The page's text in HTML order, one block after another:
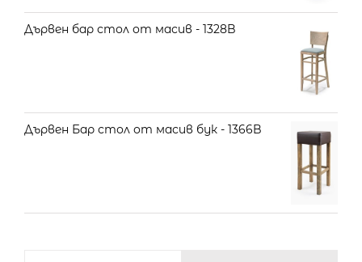
Дървен бар стол от масив - 1328B
Дървен Бар стол от масив бук - 1366B